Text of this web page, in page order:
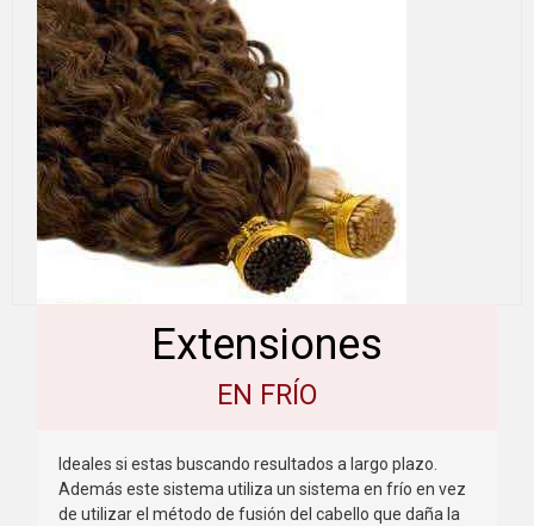
Extensiones
EN FRÍO
Ideales si estas buscando resultados a largo plazo.
Además este sistema utiliza un sistema en frío en vez
de utilizar el método de fusión del cabello que daña la